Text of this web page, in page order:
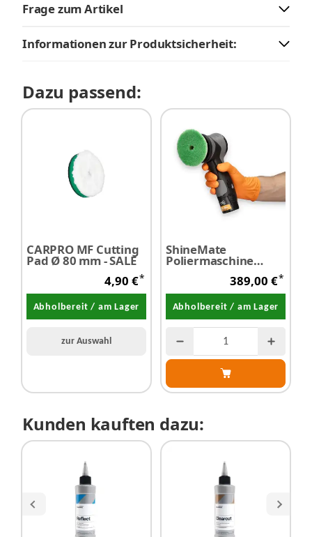
Frage zum Artikel
Informationen zur Produktsicherheit:
Dazu passend:
CARPRO MF Cutting
Pad Ø 80 mm - SALE
4,90 €*
Abholbereit / am Lager
zur Auswahl
ShineMate
Poliermaschine
Exzenter Ø 75 mm
389,00 €*
Abholbereit / am Lager
Kunden kauften dazu: